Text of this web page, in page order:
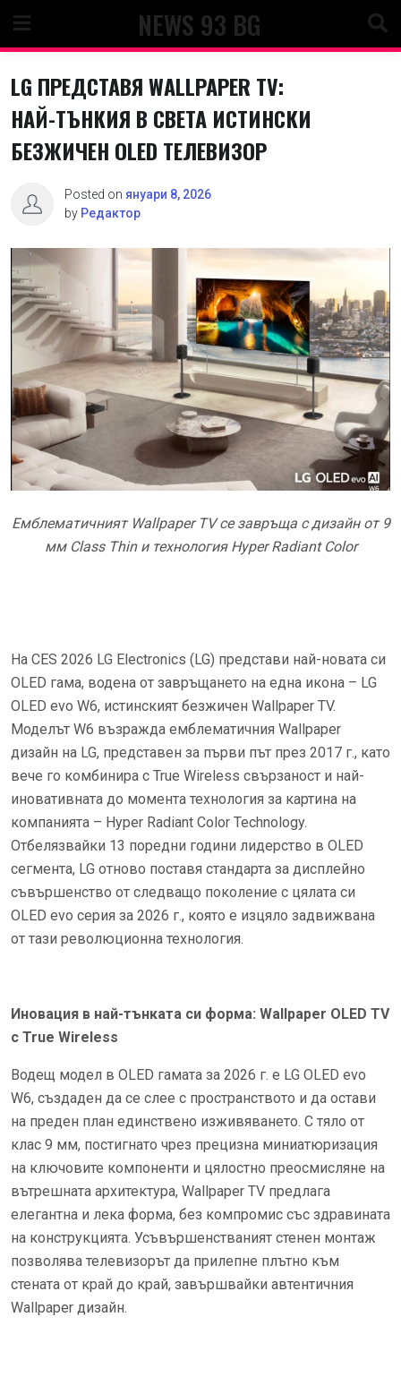
content
NEWS 93 BG
LG ПРЕДСТАВЯ WALLPAPER TV:
НАЙ-ТЪНКИЯ В СВЕТА ИСТИНСКИ
БЕЗЖИЧЕН OLED ТЕЛЕВИЗОР
Posted on януари 8, 2026
by Редактор
ЕмблематичниятWallpaper TV се завръща с дизайн от 9
мм Class Thin и технология Hyper Radiant Color
На CES 2026 LG Electronics (LG) представи най-новата си
OLED гама, водена от завръщането на една икона – LG
OLED evo W6, истинският безжичен Wallpaper TV.
Моделът W6 възражда емблематичния Wallpaper
дизайн на LG, представен за първи път през 2017 г., като
вече го комбинира с True Wireless свързаност и най-
иновативната до момента технология за картина на
компанията – Hyper Radiant Color Technology.
Отбелязвайки 13 поредни години лидерство в OLED
сегмента, LG отново поставя стандарта за дисплейно
съвършенство от следващо поколение с цялата си
OLED evo серия за 2026 г., която е изцяло задвижвана
от тази революционна технология.
Иновация в най-тънката си форма: Wallpaper OLED TV
с True Wireless
Водещ модел в OLED гамата за 2026 г. е LG OLED evo
W6, създаден да се слее с пространството и да остави
на преден план единствено изживяването. С тяло от
клас 9 мм, постигнато чрез прецизна миниатюризация
на ключовите компоненти и цялостно преосмисляне на
вътрешната архитектура, Wallpaper TV предлага
елегантна и лека форма, без компромис със здравината
на конструкцията. Усъвършенстваният стенен монтаж
позволява телевизорът да прилепне плътно към
стената от край до край, завършвайки автентичния
Wallpaper дизайн.